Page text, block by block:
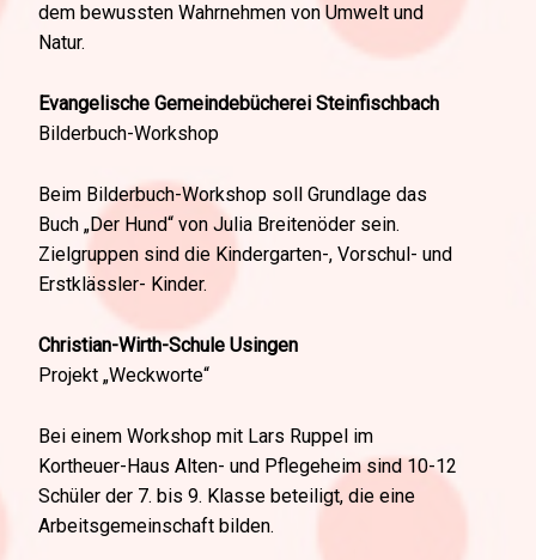
dem bewussten Wahrnehmen von Umwelt und
Natur.
Evangelische Gemeindebücherei Steinfischbach
Bilderbuch-Workshop
Beim Bilderbuch-Workshop soll Grundlage das
Buch „Der Hund“ von Julia Breitenöder sein.
Zielgruppen sind die Kindergarten-, Vorschul- und
Erstklässler- Kinder.
Christian-Wirth-Schule Usingen
Projekt „Weckworte“
Bei einem Workshop mit Lars Ruppel im
Kortheuer-Haus Alten- und Pflegeheim sind 10-12
Schüler der 7. bis 9. Klasse beteiligt, die eine
Arbeitsgemeinschaft bilden.